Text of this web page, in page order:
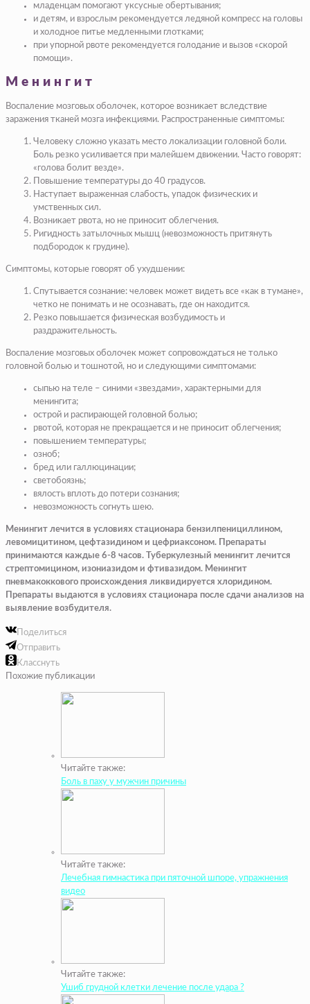
младенцам помогают уксусные обертывания;
и детям, и взрослым рекомендуется ледяной компресс на головы
и холодное питье медленными глотками;
при упорной рвоте рекомендуется голодание и вызов «скорой
помощи».
Менингит
Воспаление мозговых оболочек, которое возникает вследствие
заражения тканей мозга инфекциями. Распространенные симптомы:
Человеку сложно указать место локализации головной боли.
Боль резко усиливается при малейшем движении. Часто говорят:
«голова болит везде».
Повышение температуры до 40 градусов.
Наступает выраженная слабость, упадок физических и
умственных сил.
Возникает рвота, но не приносит облегчения.
Ригидность затылочных мышц (невозможность притянуть
подбородок к грудине).
Симптомы, которые говорят об ухудшении:
Спутывается сознание: человек может видеть все «как в тумане»,
четко не понимать и не осознавать, где он находится.
Резко повышается физическая возбудимость и
раздражительность.
Воспаление мозговых оболочек может сопровождаться не только
головной болью и тошнотой, но и следующими симптомами:
сыпью на теле – синими «звездами», характерными для
менингита;
острой и распирающей головной болью;
рвотой, которая не прекращается и не приносит облегчения;
повышением температуры;
озноб;
бред или галлюцинации;
светобоязнь;
вялость вплоть до потери сознания;
невозможность согнуть шею.
Менингит лечится в условиях стационара бензилпенициллином,
левомицитином, цефтазидином и цефриаксоном. Препараты
принимаются каждые 6-8 часов. Туберкулезный менингит лечится
стрептомицином, изониазидом и фтивазидом. Менингит
пневмакоккового происхождения ликвидируется хлоридином.
Препараты выдаются в условиях стационара после сдачи анализов на
выявление возбудителя.
Поделиться
Отправить
Класснуть
Похожие публикации
Читайте также:
Боль в паху у мужчин причины
Читайте также:
Лечебная гимнастика при пяточной шпоре, упражнения
видео
Читайте также:
Ушиб грудной клетки лечение после удара ?